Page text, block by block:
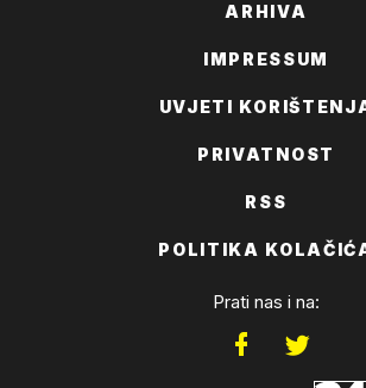
ARHIVA
IMPRESSUM
UVJETI
PRIVATNOST
RSS
POLITIKA
Prati nas i na: